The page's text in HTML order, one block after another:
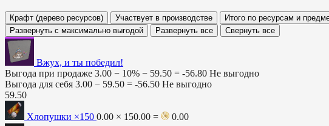
Крафт (дерево ресурсов) Участвует в производстве Итого по ресурсам и
Развернуть с максимально выгодой
Развернуть все Свернуть все
Вжух, и ты победил!
Выгода при продаже 3.00 − 10% − 59.50 = -56.80 Не выгодно
Выгода для себя 3.00 − 59.50 = -56.50 Не выгодно
59.50
Хлопушки ×150 0.00 × 150.00 = 0.00